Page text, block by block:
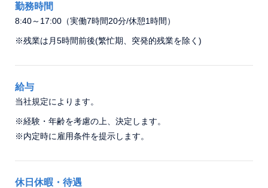
勤務時間
8:40～17:00（実働7時間20分/休憩1時間）
※残業は月5時間前後(繁忙期、突発的残業を除く)
給与
当社規定によります。
※経験・年齢を考慮の上、決定します。
※内定時に雇用条件を提示します。
休日休暇・待遇